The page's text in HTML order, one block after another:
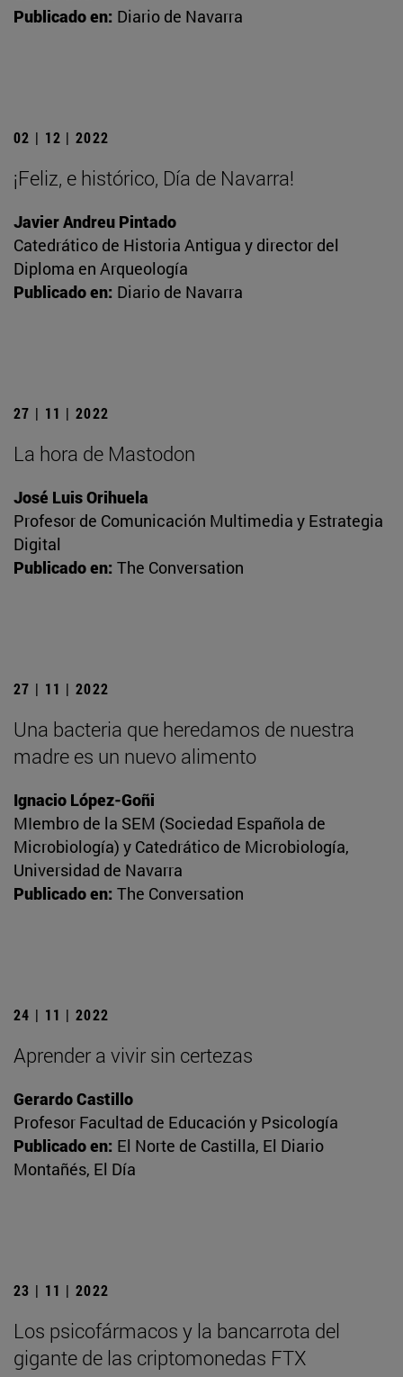
Publicado en: Diario de Navarra
02 | 12 | 2022
¡Feliz, e histórico, Día de Navarra!
Javier Andreu Pintado
Catedrático de Historia Antigua y director del
Diploma en Arqueología
Publicado en: Diario de Navarra
27 | 11 | 2022
La hora de Mastodon
José Luis Orihuela
Profesor de Comunicación Multimedia y Estrategia
Digital
Publicado en: The Conversation
27 | 11 | 2022
Una bacteria que heredamos de nuestra
madre es un nuevo alimento
Ignacio López-Goñi
MIembro de la SEM (Sociedad Española de
Microbiología) y Catedrático de Microbiología,
Universidad de Navarra
Publicado en: The Conversation
24 | 11 | 2022
Aprender a vivir sin certezas
Gerardo Castillo
Profesor Facultad de Educación y Psicología
Publicado en: El Norte de Castilla, El Diario
Montañés, El Día
23 | 11 | 2022
Los psicofármacos y la bancarrota del
gigante de las criptomonedas FTX